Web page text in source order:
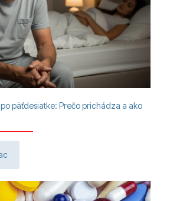
päťdesiatke: Prečo prichádza a ako